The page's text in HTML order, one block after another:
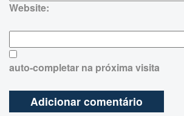
Website:
auto-completar na próxima visita